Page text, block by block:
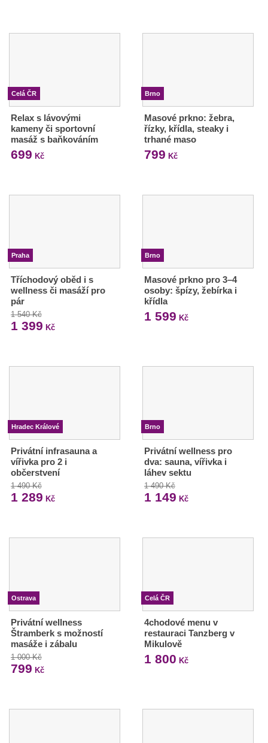
Celá ČR
Relax s lávovými
kameny či sportovní
masáž s baňkováním
699 Kč
Brno
Masové prkno: žebra,
řízky, křídla, steaky i
trhané maso
799 Kč
Praha
Tříchodový oběd i s
wellness či masáží pro
pár
1 540 Kč
1 399 Kč
Brno
Masové prkno pro 3–4
osoby: špízy, žebírka i
křídla
1 599 Kč
Hradec Králové
Privátní infrasauna a
vířivka pro 2 i
občerstvení
1 490 Kč
1 289 Kč
Brno
Privátní wellness pro
dva: sauna, vířivka i
láhev sektu
1 490 Kč
1 149 Kč
Ostrava
Privátní wellness
Štramberk s možností
masáže i zábalu
1 000 Kč
799 Kč
Celá ČR
4chodové menu v
restauraci Tanzberg v
Mikulově
1 800 Kč